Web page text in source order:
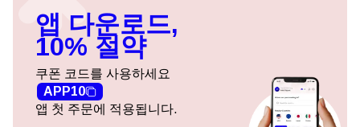
앱 다운로드,
10% 절약
쿠폰 코드를 사용하세요
APP10
앱 첫 주문에 적용됩니다.